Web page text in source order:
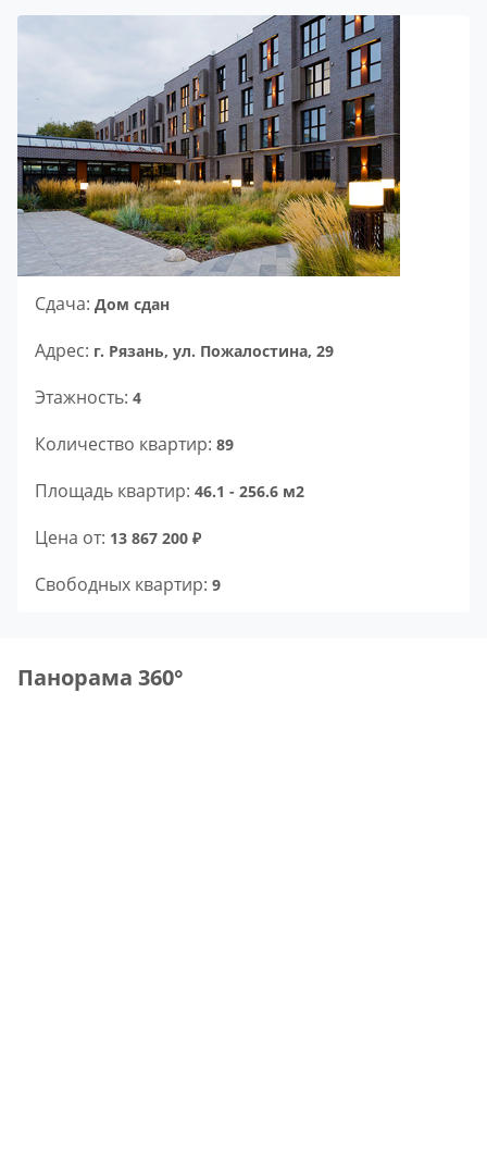
Сдача: Дом сдан
Адрес: г. Рязань, ул. Пожалостина, 29
Этажность: 4
Количество квартир: 89
Площадь квартир: 46.1 - 256.6 м2
Цена от: 13 867 200 ₽
Свободных квартир: 9
Панорама 360°